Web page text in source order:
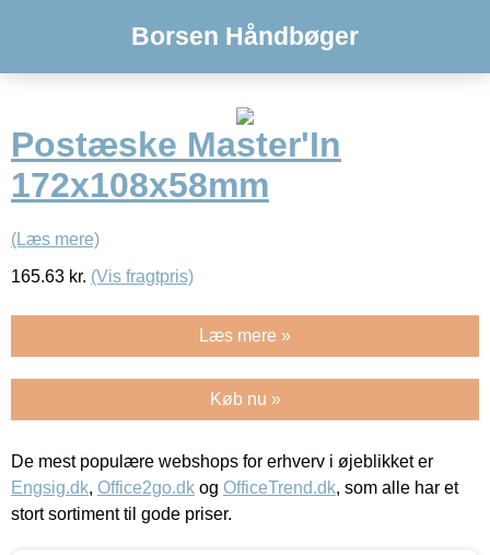
Borsen Håndbøger
Postæske Master'In
172x108x58mm
(Læs mere)
165.63 kr. (Vis fragtpris)
Læs mere »
Køb nu »
De mest populære webshops for erhverv i øjeblikket er
Engsig.dk, Office2go.dk og OfficeTrend.dk, som alle har et
stort sortiment til gode priser.